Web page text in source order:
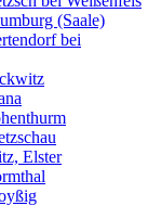
(Saale)
bei
Elster